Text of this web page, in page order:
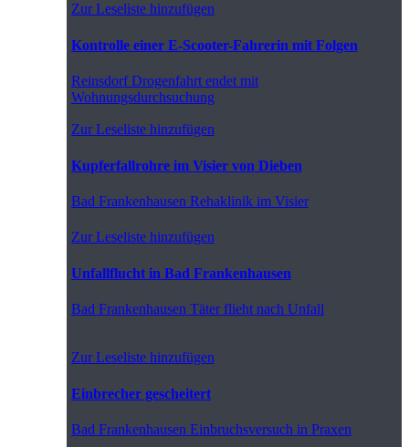
Zur Leseliste hinzufügen
Kontrolle einer E-Scooter-Fahrerin mit Folgen
ReinsdorfDrogenfahrt endet mit
Wohnungsdurchsuchung
Zur Leseliste hinzufügen
Kupferfallrohre im Visier von Dieben
Bad Frankenhausen Rehaklinik im Visier
Zur Leseliste hinzufügen
Unfallflucht in Bad Frankenhausen
Bad Frankenhausen Täter flieht nach Unfall
Zur Leseliste hinzufügen
Einbrecher gescheitert
Bad Frankenhausen Einbruchsversuch in Praxen